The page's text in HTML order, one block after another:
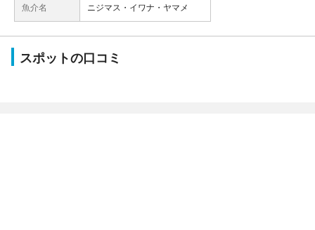
魚介名 ニジマス・イワナ・ヤマメ
スポットの口コミ